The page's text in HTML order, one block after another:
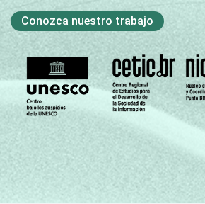
Conozca nuestro trabajo